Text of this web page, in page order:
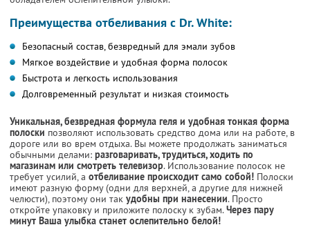
Преимущества отбеливания с Dr. White:
Безопасный состав, безвредный для эмали зубов
Мягкое воздействие и удобная форма полосок
Быстрота и легкость использования
Долговременный результат и низкая стоимость
Уникальная, безвредная формула геля и удобная тонкая форма
полоски позволяют использовать средство дома или на работе, в
дороге или во врем отдыха. Вы можете продолжать заниматься
обычными делами: разговаривать, трудиться, ходить по
магазинам или смотреть телевизор. Использование полосок не
требует усилий, а отбеливание происходит само собой! Полоски
имеют разную форму (одни для верхней, а другие для нижней
челюсти), поэтому они так удобны при нанесении. Просто
откройте упаковку и приложите полоску к зубам.Через пару
минут Ваша улыбка станет ослепительно белой!